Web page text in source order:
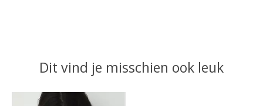
Dit vind je misschien ook leuk
Items van productcarrousel